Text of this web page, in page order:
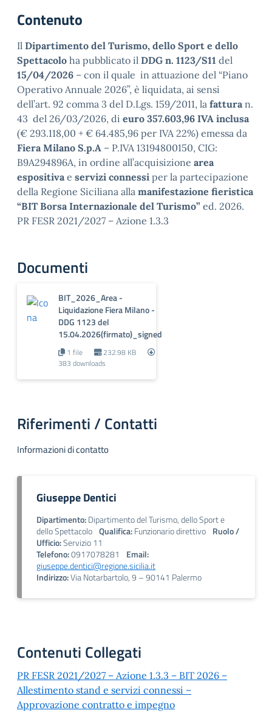
Contenuto
Il Dipartimento del Turismo, dello Sport e dello
Spettacolo ha pubblicato il DDG n. 1123/S11 del
15/04/2026 – con il quale in attuazione del “Piano
Operativo Annuale 2026”, è liquidata, ai sensi
dell’art. 92 comma 3 del D.Lgs. 159/2011, la fatturan.
43 del 26/03/2026, di euro 357.603,96 IVA inclusa
(€ 293.118,00 + € 64.485,96 per IVA 22%) emessa da
Fiera Milano S.p.A – P.IVA 13194800150, CIG:
B9A294896A, in ordine all’acquisizione area
espositivae servizi connessi per la partecipazione
della Regione Siciliana alla manifestazione fieristica
“BIT Borsa Internazionale del Turismo” ed. 2026.
PR FESR 2021/2027 – Azione 1.3.3
Documenti
BIT_2026_Area -
Liquidazione Fiera Milano -
DDG 1123 del
15.04.2026(firmato)_signed
1 file
232.98 KB
383 downloads
Riferimenti / Contatti
Informazioni di contatto
Giuseppe Dentici
Dipartimento:Dipartimento del Turismo, dello Sport e
dello Spettacolo Qualifica:Funzionario direttivo Ruolo /
Ufficio:Servizio 11
Telefono:0917078281
Email:
giuseppe.dentici@regione.sicilia.it
Indirizzo:Via Notarbartolo, 9 – 90141 Palermo
Contenuti Collegati
PR FESR 2021/2027 – Azione 1.3.3 – BIT 2026 –
Allestimento stand e servizi connessi –
Approvazione contratto e impegno